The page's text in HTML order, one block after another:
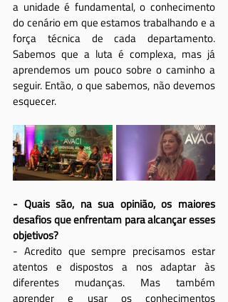
a unidade é fundamental, o conhecimento
do cenário em que estamos trabalhando e a
força técnica de cada departamento.
Sabemos que a luta é complexa, mas já
aprendemos um pouco sobre o caminho a
seguir. Então, o que sabemos, não devemos
esquecer.
- Quais são, na sua opinião, os maiores
desafios que enfrentam para alcançar esses
objetivos?
- Acredito que sempre precisamos estar
atentos e dispostos a nos adaptar às
diferentes mudanças. Mas também
aprender e usar os conhecimentos